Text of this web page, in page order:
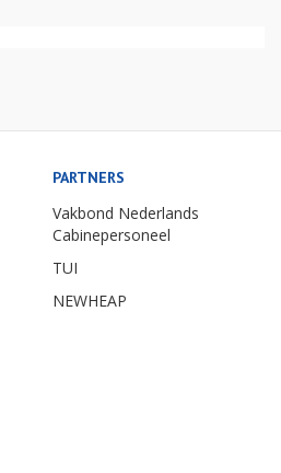
PARTNERS
Vakbond Nederlands
Cabinepersoneel
TUI
NEWHEAP